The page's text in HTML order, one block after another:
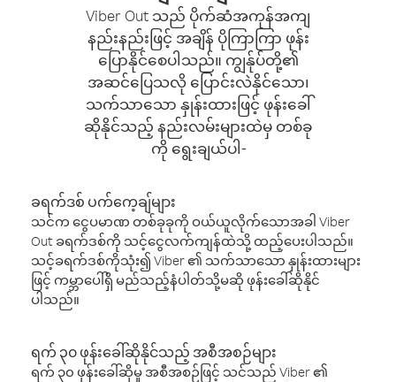
Viber Out သည် ပိုက်ဆံအကုန်အကျ
နည်းနည်းဖြင့် အချိန် ပိုကြာကြာ ဖုန်း
ပြောနိုင်စေပါသည်။ ကျွန်ုပ်တို့၏
အဆင်ပြေသလို ပြောင်းလဲနိုင်သော၊
သက်သာသော နှုန်းထားဖြင့် ဖုန်းခေါ်
ဆိုနိုင်သည့် နည်းလမ်းများထဲမှ တစ်ခု
ကို ရွေးချယ်ပါ-
ခရက်ဒစ် ပက်ကေ့ချ်များ
သင်က ငွေပမာဏ တစ်ခုခုကို ဝယ်ယူလိုက်သောအခါ Viber
Out ခရက်ဒစ်ကို သင့်ငွေလက်ကျန်ထဲသို့ ထည့်ပေးပါသည်။
သင့်ခရက်ဒစ်ကိုသုံး၍ Viber ၏ သက်သာသော နှုန်းထားများ
ဖြင့် ကမ္ဘာပေါ်ရှိ မည်သည့်နံပါတ်သို့မဆို ဖုန်းခေါ်ဆိုနိုင်
ပါသည်။
ရက် ၃၀ ဖုန်းခေါ်ဆိုနိုင်သည့် အစီအစဉ်များ
ရက် ၃၀ ဖုန်းခေါ်ဆိုမှု အစီအစဉ်ဖြင့် သင်သည် Viber ၏